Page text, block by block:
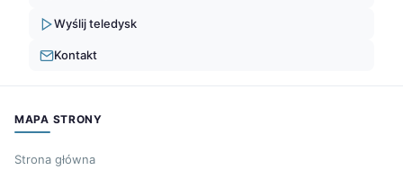
Wyślij teledysk
Kontakt
MAPA STRONY
Strona główna